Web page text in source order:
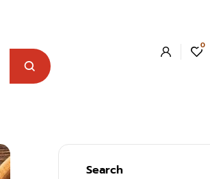
0
Search